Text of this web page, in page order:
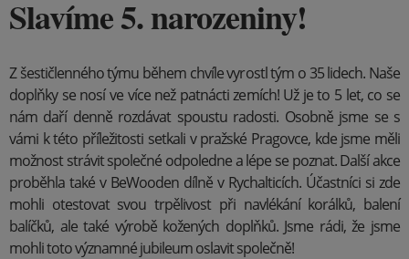
Slavíme 5. narozeniny!
Z šestičlenného týmu během chvíle vyrostl tým o 35 lidech. Naše
doplňky se nosí ve více než patnácti zemích! Už je to 5 let, co se
nám daří denně rozdávat spoustu radosti. Osobně jsme se s
vámi k této příležitosti setkali v pražské Pragovce, kde jsme měli
možnost strávit společné odpoledne a lépe se poznat. Další akce
proběhla také v BeWooden dílně v Rychalticích. Účastníci si zde
mohli otestovat svou trpělivost při navlékání korálků, balení
balíčků, ale také výrobě kožených doplňků. Jsme rádi, že jsme
mohli toto významné jubileum oslavit společně!